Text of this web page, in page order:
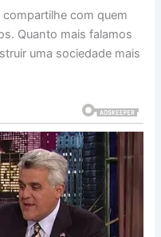
com quem
Quanto mais falamos
uma sociedade mais